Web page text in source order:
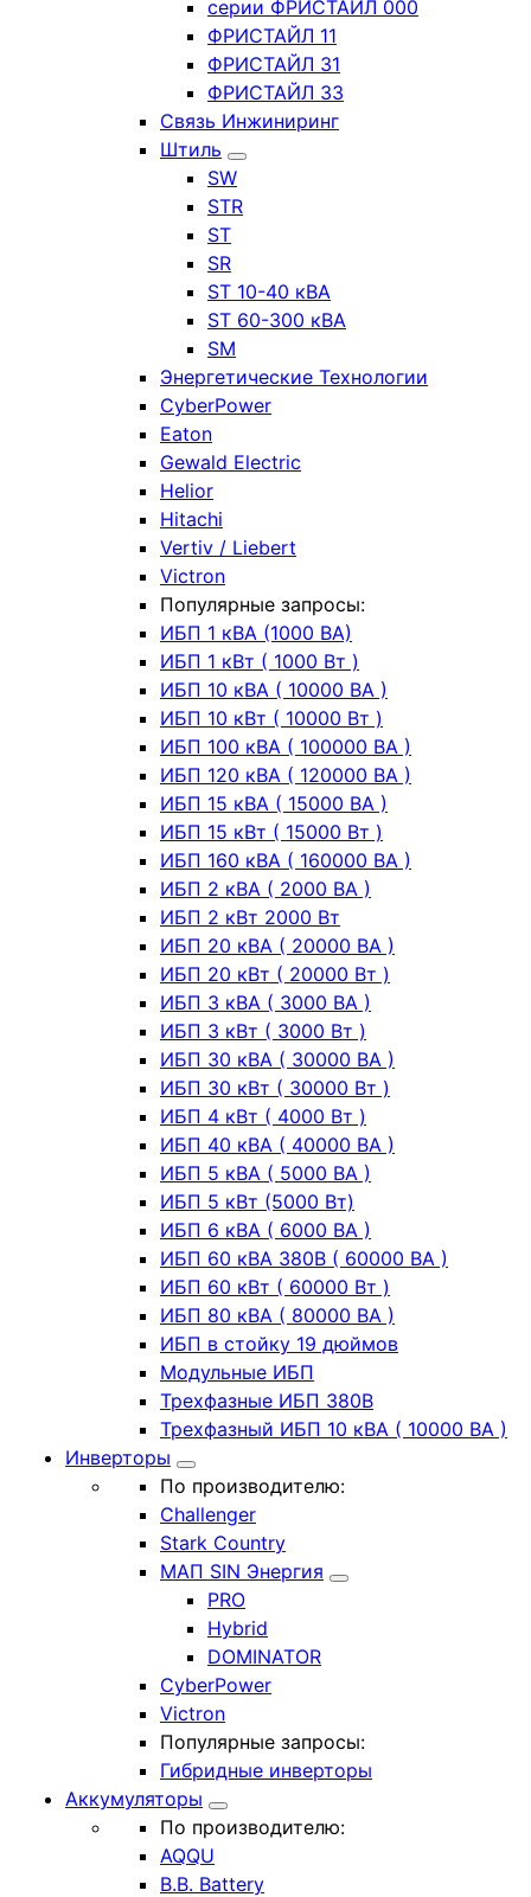
серии ФРИСТАЙЛ 000
ФРИСТАЙЛ 11
ФРИСТАЙЛ 31
ФРИСТАЙЛ 33
Связь Инжиниринг
Штиль
SW
STR
ST
SR
ST 10-40 кВА
ST 60-300 кВА
SM
Энергетические Технологии
CyberPower
Eaton
Gewald Electric
Helior
Hitachi
Vertiv / Liebert
Victron
Популярные запросы:
ИБП 1 кВА (1000 ВА)
ИБП 1 кВт ( 1000 Вт )
ИБП 10 кВА ( 10000 ВА )
ИБП 10 кВт ( 10000 Вт )
ИБП 100 кВА ( 100000 ВА )
ИБП 120 кВА ( 120000 ВА )
ИБП 15 кВА ( 15000 ВА )
ИБП 15 кВт ( 15000 Вт )
ИБП 160 кВА ( 160000 ВА )
ИБП 2 кВА ( 2000 ВА )
ИБП 2 кВт 2000 Вт
ИБП 20 кВА ( 20000 ВА )
ИБП 20 кВт ( 20000 Вт )
ИБП 3 кВА ( 3000 ВА )
ИБП 3 кВт ( 3000 Вт )
ИБП 30 кВА ( 30000 ВА )
ИБП 30 кВт ( 30000 Вт )
ИБП 4 кВт ( 4000 Вт )
ИБП 40 кВА ( 40000 ВА )
ИБП 5 кВА ( 5000 ВА )
ИБП 5 кВт (5000 Вт)
ИБП 6 кВА ( 6000 ВА )
ИБП 60 кВА 380В ( 60000 ВА )
ИБП 60 кВт ( 60000 Вт )
ИБП 80 кВА ( 80000 ВА )
ИБП в стойку 19 дюймов
Модульные ИБП
Трехфазные ИБП 380В
Трехфазный ИБП 10 кВА ( 10000 ВА )
Инверторы
По производителю:
Challenger
Stark Country
МАП SIN Энергия
PRO
Hybrid
DOMINATOR
CyberPower
Victron
Популярные запросы:
Гибридные инверторы
Аккумуляторы
По производителю:
AQQU
B.B. Battery